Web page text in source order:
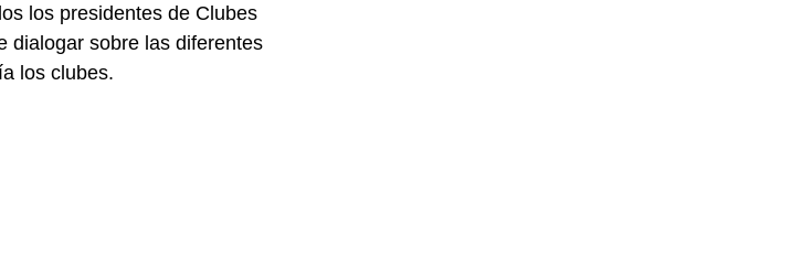
los presidentes de Clubes
dialogar sobre las diferentes
los clubes.